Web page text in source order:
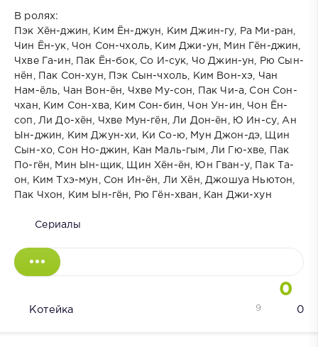
В ролях:
Пэк Хён-джин, Ким Ён-джун, Ким Джин-гу, Ра Ми-ран,
Чин Ён-ук, Чон Сон-чхоль, Ким Джи-ун, Мин Гён-джин,
Чхве Га-ин, Пак Ён-бок, Со И-сук, Чо Джин-ун, Рю Сын-
нён, Пак Сон-хун, Пэк Сын-чхоль, Ким Вон-хэ, Чан
Нам-ёль, Чан Вон-ён, Чхве Му-сон, Пак Чи-а, Сон Сон-
чхан, Ким Сон-хва, Ким Сон-бин, Чон Ун-ин, Чон Ён-
соп, Ли До-хён, Чхве Мун-гён, Ли Дон-ён, Ю Ин-су, Ан
Ын-джин, Ким Джун-хи, Ки Со-ю, Мун Джон-дэ, Щин
Сын-хо, Сон Но-джин, Кан Маль-гым, Ли Гю-хве, Пак
По-гён, Мин Ын-щик, Щин Хён-ён, Юн Гван-у, Пак Та-
он, Ким Тхэ-мун, Сон Ин-ён, Ли Хён, Джошуа Ньютон,
Пак Чхон, Ким Ын-гён, Рю Гён-хван, Кан Джи-хун
Сериалы
0
Котейка 0
9